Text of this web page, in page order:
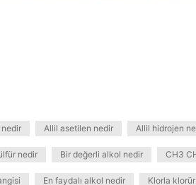
Allil asetilen nedir Allil hidrojen
nedir Bir değerli alkol nedir CH3
En faydalı alkol nedir Klorla